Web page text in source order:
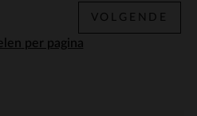
per pagina
VOLGENDE